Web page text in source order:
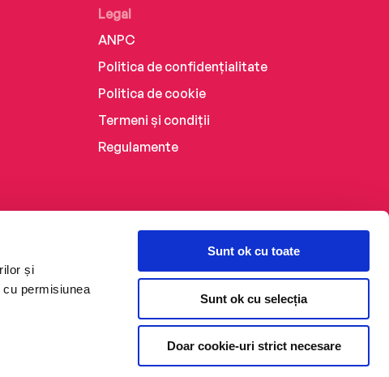
și
permisiunea
Sunt ok cu toate
Sunt ok cu selecția
Doar cookie-uri strict necesare
Legal
ANPC
Politica de confidențialitate
Politica de cookie
Termeni și condiții
Regulamente